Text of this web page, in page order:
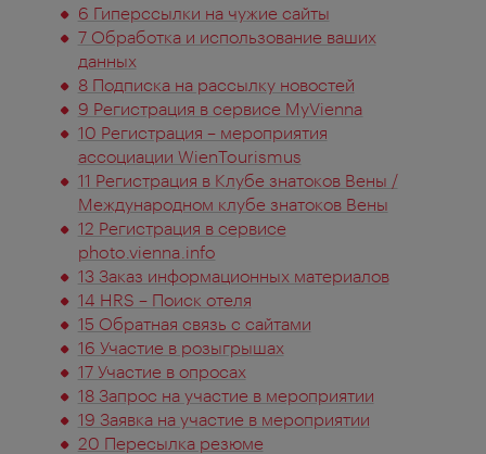
6 Гиперссылки на чужие сайты
7 Обработка и использование ваших
данных
8 Подписка на рассылку новостей
9 Регистрация в сервисе MyVienna
10 Регистрация – мероприятия
ассоциации WienTourismus
11 Регистрация в Клубе знатоков Вены /
Международном клубе знатоков Вены
12 Регистрация в сервисе
photo.vienna.info
13 Заказ информационных материалов
14 HRS – Поиск отеля
15 Обратная связь с сайтами
16 Участие в розыгрышах
17 Участие в опросах
18 Запрос на участие в мероприятии
19 Заявка на участие в мероприятии
20 Пересылка резюме